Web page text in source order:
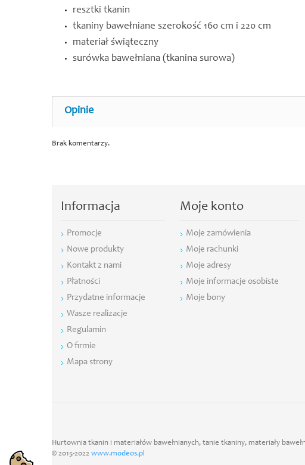
resztki tkanin
tkaniny bawełniane szerokość 160 cm i 220 cm
materiał świąteczny
surówka bawełniana (tkanina surowa)
Opinie
Brak komentarzy.
Informacja
Promocje
Nowe produkty
Kontakt z nami
Płatności
Przydatne informacje
Wasze realizacje
Regulamin
O firmie
Mapa strony
Moje konto
Moje zamówienia
Moje rachunki
Moje adresy
Moje informacje osobiste
Moje bony
Hurtownia tkanin i materiałów bawełnianych, tanie tkaniny, materiały
© 2015-2022 www.modeos.pl